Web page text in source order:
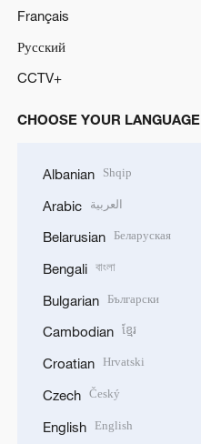
Français
Русский
CCTV+
CHOOSE YOUR LANGUAGE
Albanian Shqip
Arabic العربية
Belarusian Беларуская
Bengali বাংলা
Bulgarian Български
Cambodian ខ្មែរ
Croatian Hrvatski
Czech Český
English English